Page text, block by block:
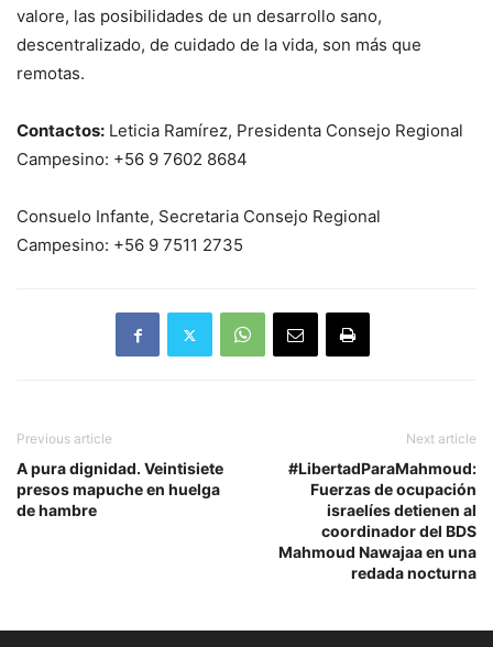
valore, las posibilidades de un desarrollo sano,
descentralizado, de cuidado de la vida, son más que
remotas.
Contactos: Leticia Ramírez, Presidenta Consejo Regional
Campesino: +56 9 7602 8684
Consuelo Infante, Secretaria Consejo Regional
Campesino: +56 9 7511 2735
Previous article
A pura dignidad. Veintisiete
presos mapuche en huelga
de hambre
Next article
#LibertadParaMahmoud:
Fuerzas de ocupación
israelíes detienen al
coordinador del BDS
Mahmoud Nawajaa en una
redada nocturna